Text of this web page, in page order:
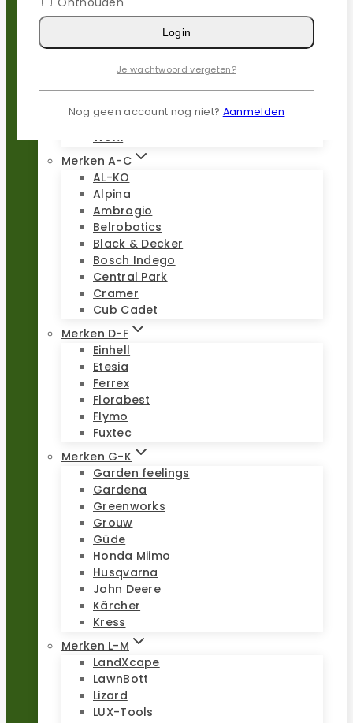
Populaire merken
Kress
Parkside
Stihl
Worx
Merken A-C
AL-KO
Alpina
Ambrogio
Belrobotics
Black & Decker
Bosch Indego
Central Park
Cramer
Cub Cadet
Merken D-F
Einhell
Etesia
Ferrex
Florabest
Flymo
Fuxtec
Merken G-K
Garden feelings
Gardena
Greenworks
Grouw
Güde
Honda Miimo
Husqvarna
John Deere
Kärcher
Kress
Merken L-M
LandXcape
LawnBott
Lizard
LUX-Tools
Login
Je wachtwoord vergeten?
Nog geen account nog niet? Aanmelden